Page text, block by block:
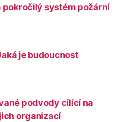
systém požární
je budoucnost
podvody cílící na
organizací